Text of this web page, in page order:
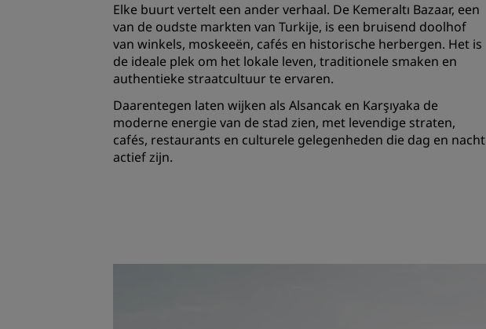
Elke buurt vertelt een ander verhaal. De Kemeraltı Bazaar, een
van de oudste markten van Turkije, is een bruisend doolhof
van winkels, moskeeën, cafés en historische herbergen. Het is
de ideale plek om het lokale leven, traditionele smaken en
authentieke straatcultuur te ervaren.
Daarentegen laten wijken als Alsancak en Karşıyaka de
moderne energie van de stad zien, met levendige straten,
cafés, restaurants en culturele gelegenheden die dag en nacht
actief zijn.